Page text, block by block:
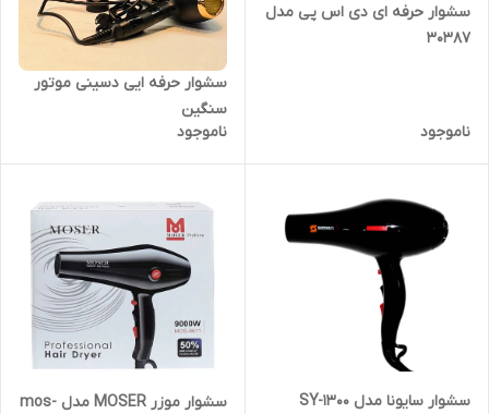
سشوار حرفه ای دی اس پی مدل
30387
ناموجود
سشوار حرفه ایی دسینی موتور
سنگین
ناموجود
سشوار سایونا مدل SY-1300
سشوار موزر MOSER مدل mos-